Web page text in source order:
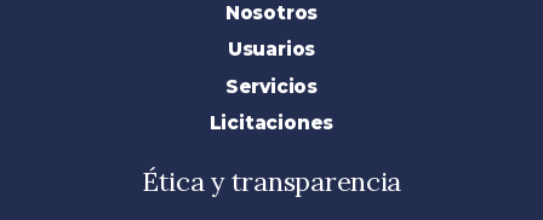
Nosotros
Usuarios
Servicios
Licitaciones
Ética y transparencia